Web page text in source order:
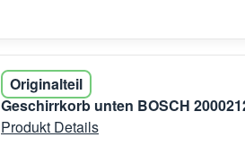
Originalteil
Geschirrkorb unten BOSCH
Produkt Details